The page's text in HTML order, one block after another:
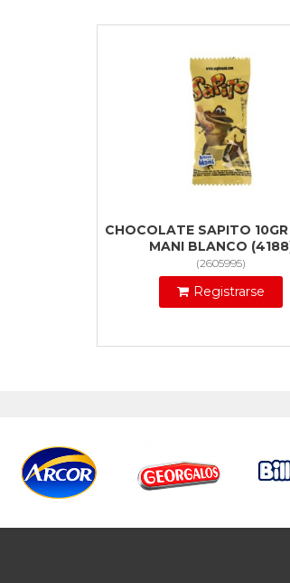
CHOCOLATE SAPITO
MANI BLANCO
(2605995)
Registrarse